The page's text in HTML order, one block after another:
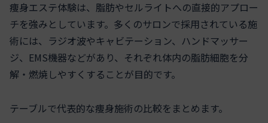
痩身エステ体験は、脂肪やセルライトへの直接的アプロー
チを強みとしています。多くのサロンで採用されている施
術には、ラジオ波やキャビテーション、ハンドマッサー
ジ、EMS機器などがあり、それぞれ体内の脂肪細胞を分
解・燃焼しやすくすることが目的です。
テーブルで代表的な痩身施術の比較をまとめます。